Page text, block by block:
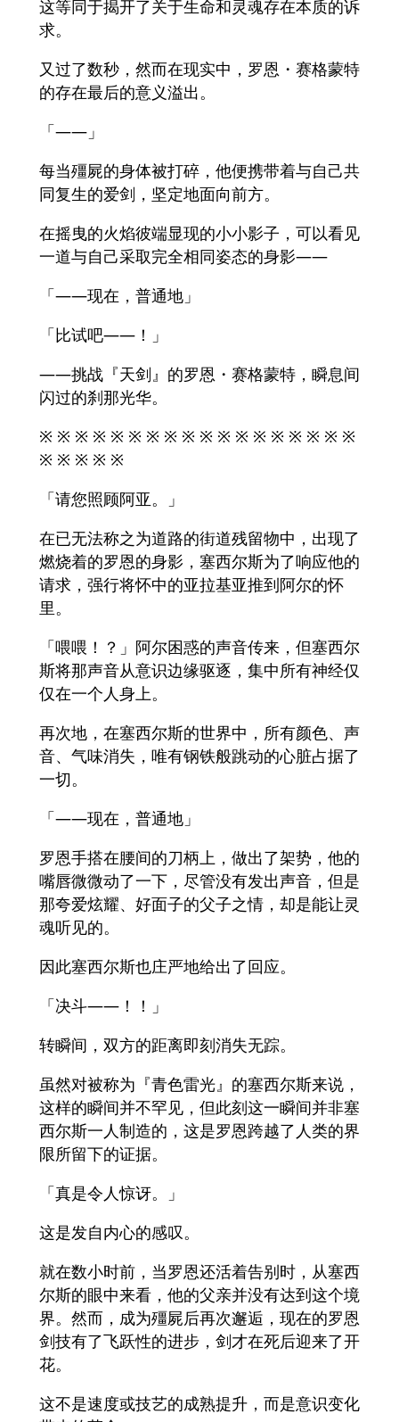
这等同于揭开了关于生命和灵魂存在本质的诉
求。
又过了数秒，然而在现实中，罗恩・赛格蒙特
的存在最后的意义溢出。
「——」
每当殭屍的身体被打碎，他便携带着与自己共
同复生的爱剑，坚定地面向前方。
在摇曳的火焰彼端显现的小小影子，可以看见
一道与自己采取完全相同姿态的身影——
「——现在，普通地」
「比试吧——！」
——挑战『天剑』的罗恩・赛格蒙特，瞬息间
闪过的刹那光华。
※ ※ ※ ※ ※ ※ ※ ※ ※ ※ ※ ※ ※ ※ ※ ※ ※ ※
※ ※ ※ ※ ※
「请您照顾阿亚。」
在已无法称之为道路的街道残留物中，出现了
燃烧着的罗恩的身影，塞西尔斯为了响应他的
请求，强行将怀中的亚拉基亚推到阿尔的怀
里。
「喂喂！？」阿尔困惑的声音传来，但塞西尔
斯将那声音从意识边缘驱逐，集中所有神经仅
仅在一个人身上。
再次地，在塞西尔斯的世界中，所有颜色、声
音、气味消失，唯有钢铁般跳动的心脏占据了
一切。
「——现在，普通地」
罗恩手搭在腰间的刀柄上，做出了架势，他的
嘴唇微微动了一下，尽管没有发出声音，但是
那夸爱炫耀、好面子的父子之情，却是能让灵
魂听见的。
因此塞西尔斯也庄严地给出了回应。
「决斗——！！」
转瞬间，双方的距离即刻消失无踪。
虽然对被称为『青色雷光』的塞西尔斯来说，
这样的瞬间并不罕见，但此刻这一瞬间并非塞
西尔斯一人制造的，这是罗恩跨越了人类的界
限所留下的证据。
「真是令人惊讶。」
这是发自内心的感叹。
就在数小时前，当罗恩还活着告别时，从塞西
尔斯的眼中来看，他的父亲并没有达到这个境
界。然而，成为殭屍后再次邂逅，现在的罗恩
剑技有了飞跃性的进步，剑才在死后迎来了开
花。
这不是速度或技艺的成熟提升，而是意识变化